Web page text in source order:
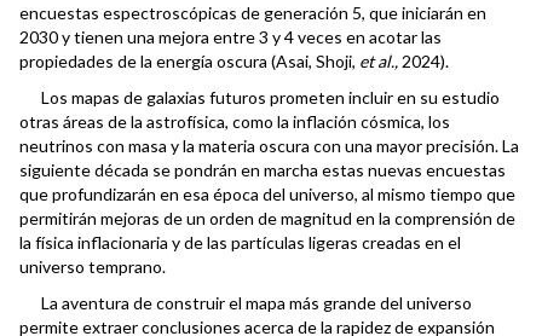
encuestas espectroscópicas de generación 5, que iniciarán en
2030 y tienen una mejora entre 3 y 4 veces en acotar las
propiedades de la energía oscura (Asai, Shoji, et al., 2024).
Los mapas de galaxias futuros prometen incluir en su estudio
otras áreas de la astrofísica, como la inflación cósmica, los
neutrinos con masa y la materia oscura con una mayor precisión. La
siguiente década se pondrán en marcha estas nuevas encuestas
que profundizarán en esa época del universo, al mismo tiempo que
permitirán mejoras de un orden de magnitud en la comprensión de
la física inflacionaria y de las partículas ligeras creadas en el
universo temprano.
La aventura de construir el mapa más grande del universo
permite extraer conclusiones acerca de la rapidez de expansión